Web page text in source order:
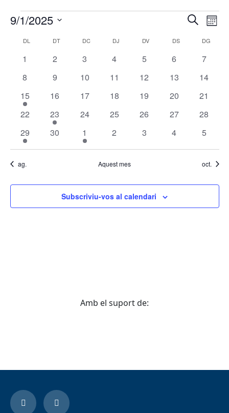
visual
cerca
CercaMes
9/1/2025
una
data.
Calendari
de
Esdeveniments
DL DT DC DJ DV DS DG
0
1
0
2
0
3
0
4
0
5
0
6
0
7
0
8
0
9
0
10
0
11
0
12
0
13
0
14
1
esdeveniment
15
0
16
0
17
0
18
0
19
0
20
0
21
0
esdeveniments
22
1
esdeveniment
23
0
24
0
25
0
26
0
27
0
28
1
esdeveniment
29
0
esdeveniments
30
1
esdeveniment
1
0
2
0
3
0
4
0
5
ag. Aquest mes oct.
Subscriviu-vos al calendari
Amb el suport de: